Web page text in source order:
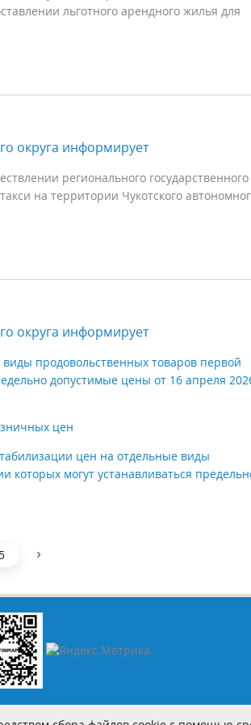
льготного арендного жилья для
округа информирует
регионального государственного
на территории Чукотского
округа информирует
продовольственных товаров первой
допустимые цены от 16 апреля
цен
цен на отдельные виды
которых могут устанавливаться
5 ›